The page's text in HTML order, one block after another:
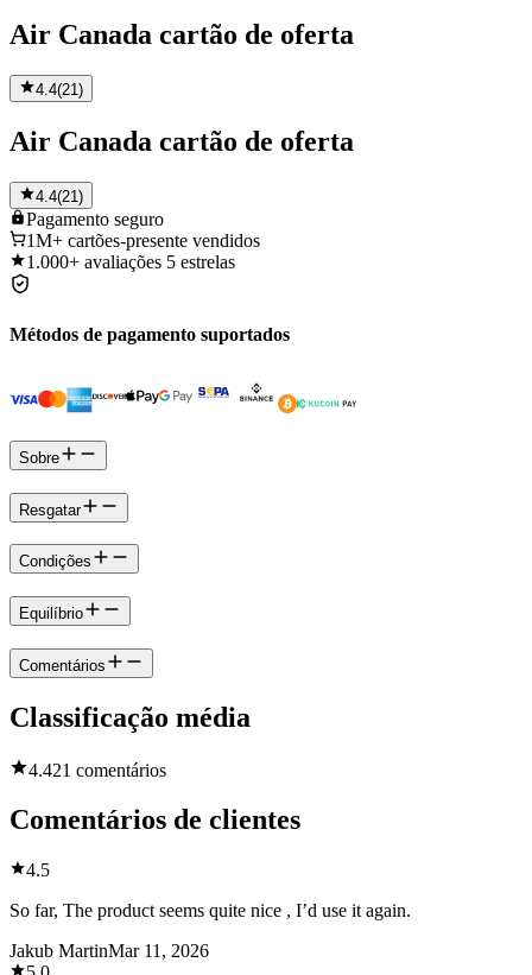
Air Canada cartão de oferta
4.4(21 )
Air Canada cartão de oferta
4.4(21)
Pagamento seguro
1M+ cartões-presente vendidos
1.000+ avaliações 5 estrelas
Métodos de pagamento suportados
Sobre
Resgatar
Condições
Equilíbrio
Comentários
Classificação média
4.421 comentários
Comentários de clientes
4.5
So far, The product seems quite nice , I’d use it again.
Jakub MartinMar 11, 2026